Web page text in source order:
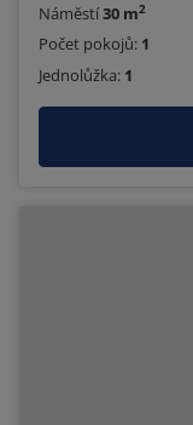
Náměstí30 m2
Počet pokojů: 1
Jednolůžka: 1